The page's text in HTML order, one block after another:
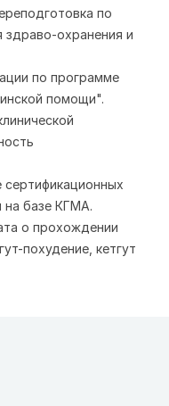
по
здраво-охранения и
по программе
помощи".
сертификационных
на базе КГМА.
о прохождении
похудение, кетгут